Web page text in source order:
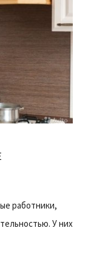
работники,
У них